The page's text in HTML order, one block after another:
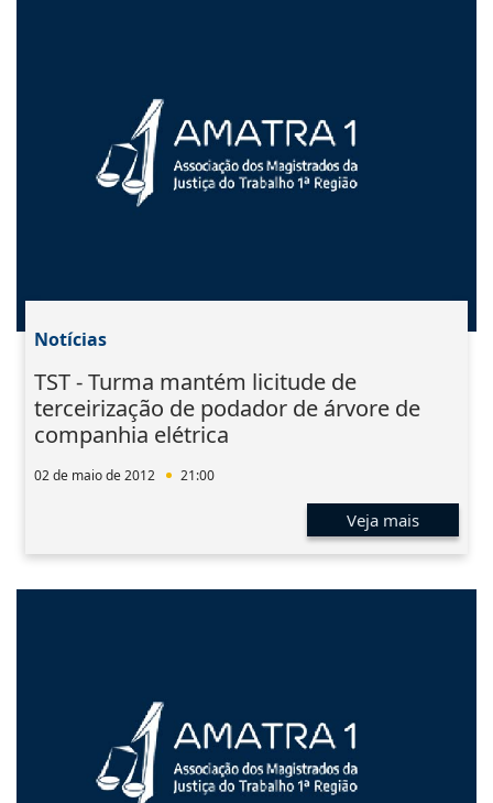
Notícias
TST - Turma mantém licitude de
terceirização de podador de árvore de
companhia elétrica
02 de maio de 2012 21:00
Veja mais